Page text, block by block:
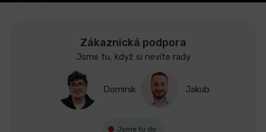
Zákaznická podpora
Jsme tu, když si nevíte rady
Dominik Jakub
Jsme tu do